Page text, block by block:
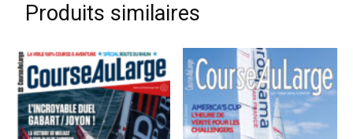
Produits similaires